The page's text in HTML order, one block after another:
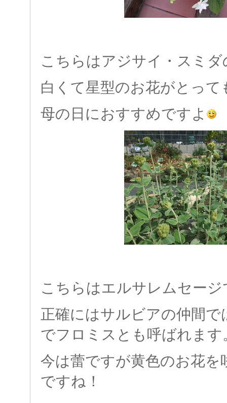
こちらはアジサイ・スミ
白くて星型のお花がとっ
母の日におすすめですよ
こちらはエルサレムセージ
正確にはサルビアの仲間
でフロミスとも呼ばれます
今は蕾ですが黄色のお花を
ですね！